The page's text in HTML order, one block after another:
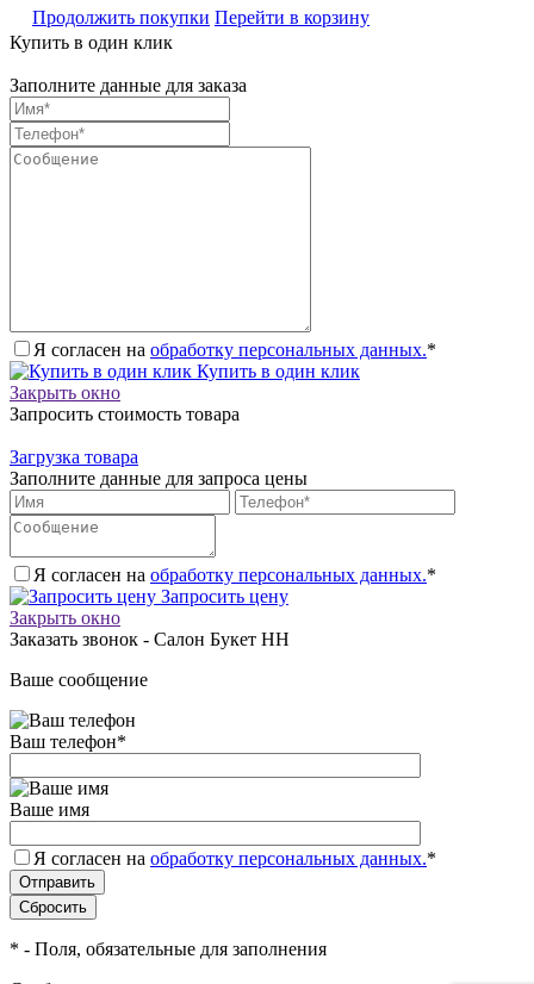
Продолжить покупки Перейти в корзину
Купить в один клик
Заполните данные для заказа
Я согласен на обработку персональных данных.*
Купить в один клик
Закрыть окно
Запросить стоимость товара
Загрузка товара
Заполните данные для запроса цены
Я согласен на обработку персональных данных.*
Запросить цену
Закрыть окно
Заказать звонок - Салон Букет НН
Ваше сообщение
Ваш телефон*
Ваше имя
Я согласен на обработку персональных данных.*
* - Поля, обязательные для заполнения